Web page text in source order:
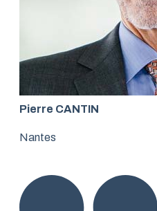
Pierre CANTIN
Nantes